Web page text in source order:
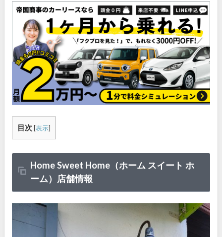
目次 [表示]
Home Sweet Home（ホーム スイート ホ
ーム）店舗情報